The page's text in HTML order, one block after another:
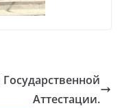
Аттестации.